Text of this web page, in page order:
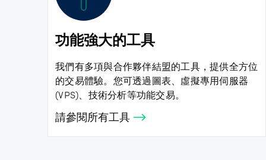
功能強大的工具
我們有多項與合作夥伴結盟的工具，提供全方位
的交易體驗。您可透過圖表、虛擬專用伺服器
(VPS)、技術分析等功能交易。
請參閱所有工具